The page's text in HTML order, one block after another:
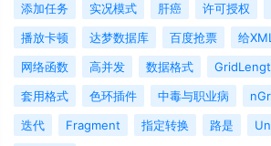
添加任务
实况模式 肝癌 许可授权
播放卡顿
达梦数据库 百度抢票
给
网络函数
高并发 数据格式
套用格式
色环插件 中毒与职业病
迭代
Fragment 指定转换 路是